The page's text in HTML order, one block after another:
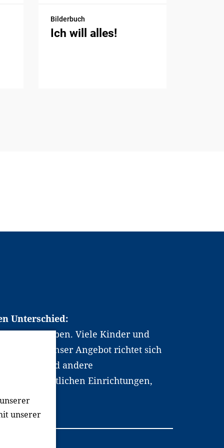
Bilderbuch
Ich will alles!
Unterschied:
Berufsleben. Viele Kinder und
dabei. Unser Angebot richtet sich
und andere
Einrichtungen,
unserer